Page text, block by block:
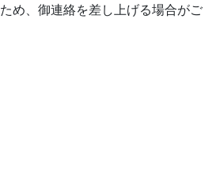
め、 御連絡を差し上げる場合がご